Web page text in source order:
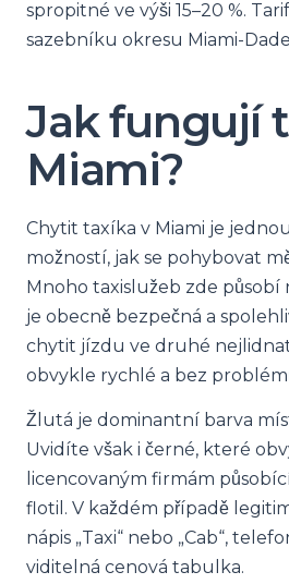
spropitné ve výši 15–20 %.
sazebníku okresu Miami-
Jak fungují
Miami?
Chytit taxíka v Miami je
možností, jak se pohybovat
Mnoho taxislužeb zde působí
je obecně bezpečná a
chytit jízdu ve druhé
obvykle rychlé a bez
Žlutá je dominantní barva
Uvidíte však i černé, které
licencovaným firmám
flotil. V každém případě
nápis „Taxi“ nebo „Cab“,
viditelná cenová tabulka.